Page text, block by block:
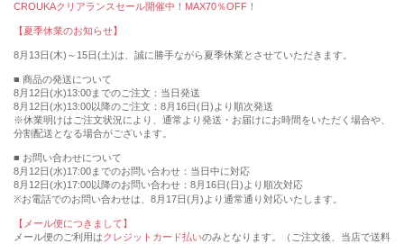
CROUKAクリアランスセール開催中！MAX70％OFF！
【夏季休業のお知らせ】
8月13日(木)～15日(土)は、誠に勝手ながら夏季休業とさせていただきます。
■ 商品の発送について
8月12日(水)13:00までのご注文：当日発送
8月12日(水)13:00以降のご注文：8月16日(日)より順次発送
※休業明けはご注文状況により、通常より発送・お届けにお時間をいただく場合や、
分割配送となる場合がございます。
■ お問い合わせについて
8月12日(水)17:00までのお問い合わせ：当日中に対応
8月12日(水)17:00以降のお問い合わせ：8月16日(日)より順次対応
※お電話でのお問い合わせは、8月17日(月)より通常通り対応いたします。
【メール便につきまして】
メール便のご利用はクレジットカード払いのみとなります。（ご注文後、当店で送料